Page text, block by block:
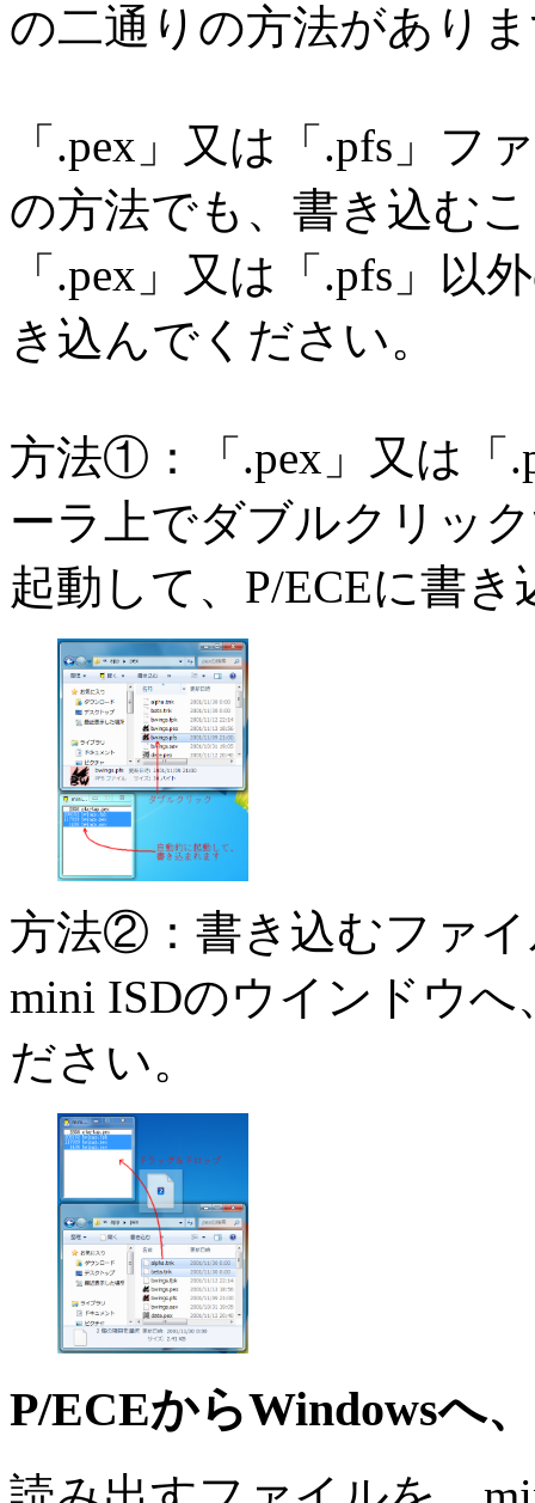
の二通りの方法があり
「.pex」又は「.pfs」
の方法でも、書き込む
「.pex」又は「.pfs」
き込んでください。
方法①：「.pex」又は「
ーラ上でダブルクリッ
起動して、P/ECEに書
方法②：書き込むファ
mini ISDのウインドウ
ださい。
P/ECEからWindowsへ